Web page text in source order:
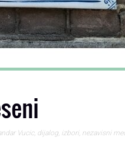
Vucic, dijalog, izbori, nezavisni